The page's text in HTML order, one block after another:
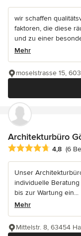
wir schaffen
faktoren, die diese
und zu einer
Mehr
moselstrasse 15,
Architekturbüro
Durchschnittliche
4,8 (6
Unser
individuelle
bis zur Wartung ein...
Mehr
Mittelstr. 8, 63454